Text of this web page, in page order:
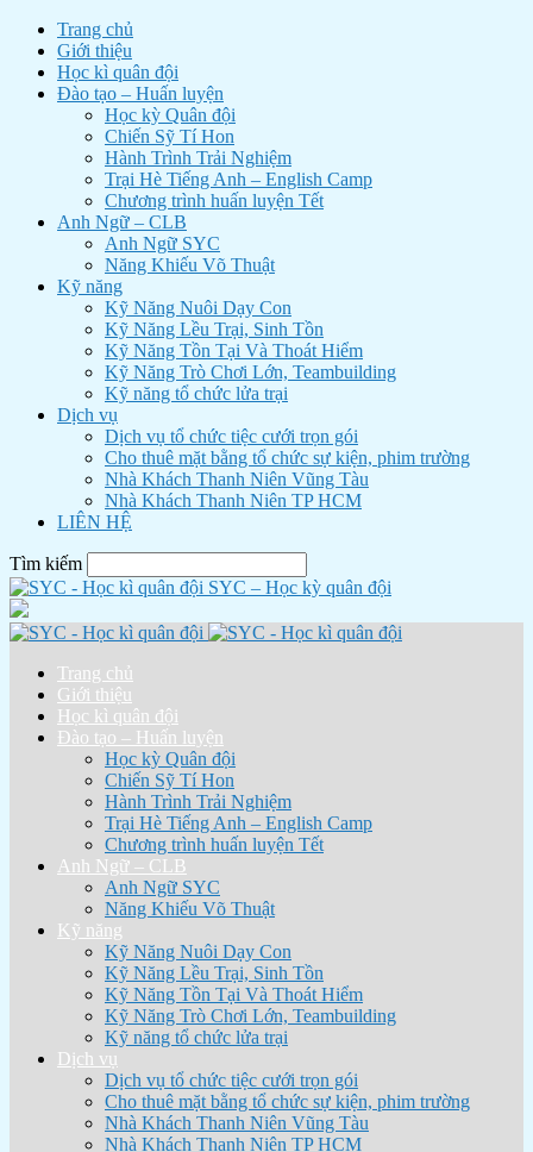
Trang chủ
Giới thiệu
Học kì quân đội
Đào tạo – Huấn luyện
Học kỳ Quân đội
Chiến Sỹ Tí Hon
Hành Trình Trải Nghiệm
Trại Hè Tiếng Anh – English Camp
Chương trình huấn luyện Tết
Anh Ngữ – CLB
Anh Ngữ SYC
Năng Khiếu Võ Thuật
Kỹ năng
Kỹ Năng Nuôi Dạy Con
Kỹ Năng Lều Trại, Sinh Tồn
Kỹ Năng Tồn Tại Và Thoát Hiểm
Kỹ Năng Trò Chơi Lớn, Teambuilding
Kỹ năng tổ chức lửa trại
Dịch vụ
Dịch vụ tổ chức tiệc cưới trọn gói
Cho thuê mặt bằng tổ chức sự kiện, phim trường
Nhà Khách Thanh Niên Vũng Tàu
Nhà Khách Thanh Niên TP HCM
LIÊN HỆ
Tìm kiếm
SYC – Học kỳ quân đội
Trang chủ
Giới thiệu
Học kì quân đội
Đào tạo – Huấn luyện
Học kỳ Quân đội
Chiến Sỹ Tí Hon
Hành Trình Trải Nghiệm
Trại Hè Tiếng Anh – English Camp
Chương trình huấn luyện Tết
Anh Ngữ – CLB
Anh Ngữ SYC
Năng Khiếu Võ Thuật
Kỹ năng
Kỹ Năng Nuôi Dạy Con
Kỹ Năng Lều Trại, Sinh Tồn
Kỹ Năng Tồn Tại Và Thoát Hiểm
Kỹ Năng Trò Chơi Lớn, Teambuilding
Kỹ năng tổ chức lửa trại
Dịch vụ
Dịch vụ tổ chức tiệc cưới trọn gói
Cho thuê mặt bằng tổ chức sự kiện, phim trường
Nhà Khách Thanh Niên Vũng Tàu
Nhà Khách Thanh Niên TP HCM